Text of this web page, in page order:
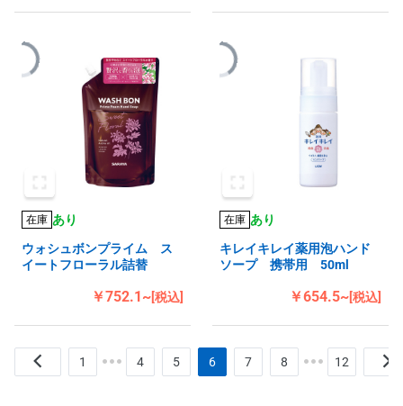
在庫 あり
ウォシュボンプライム ス
イートフローラル詰替
￥752.1~[税込]
在庫 あり
キレイキレイ薬用泡ハンド
ソープ 携帯用 50ml
￥654.5~[税込]
1 4 5 6 7 8 12